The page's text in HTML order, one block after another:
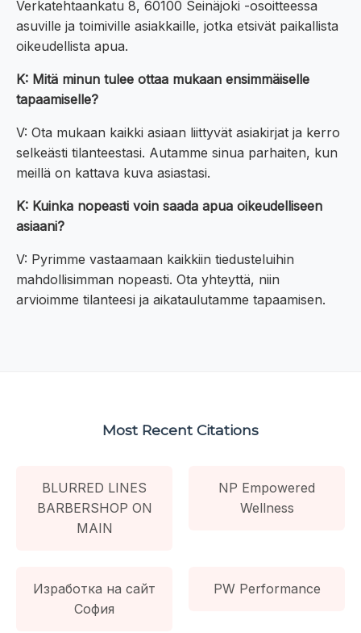
Verkatehtaankatu 8, 60100 Seinäjoki -osoitteessa
asuville ja toimiville asiakkaille, jotka etsivät paikallista
oikeudellista apua.
K: Mitä minun tulee ottaa mukaan ensimmäiselle
tapaamiselle?
V: Ota mukaan kaikki asiaan liittyvät asiakirjat ja kerro
selkeästi tilanteestasi. Autamme sinua parhaiten, kun
meillä on kattava kuva asiastasi.
K: Kuinka nopeasti voin saada apua oikeudelliseen
asiaani?
V: Pyrimme vastaamaan kaikkiin tiedusteluihin
mahdollisimman nopeasti. Ota yhteyttä, niin
arvioimme tilanteesi ja aikataulutamme tapaamisen.
Most Recent Citations
BLURRED LINES
BARBERSHOP ON
MAIN
NP Empowered
Wellness
Изработка на сайт
София
PW Performance